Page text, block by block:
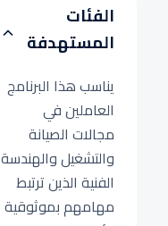
الفئات
المستهدفة
يناسب هذا البرنامج
العاملين في
مجالات الصيانة
والتشغيل والهندسة
الفنية الذين ترتبط
مهامهم بموثوقية